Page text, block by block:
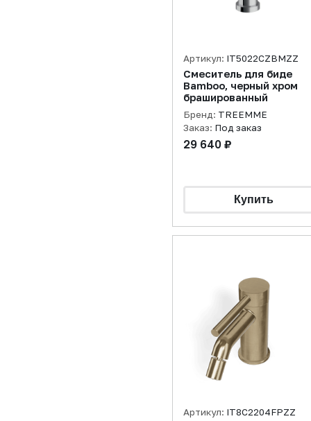
Артикул: IT5022CZBMZZ
Смеситель для биде
Bamboo, черный хром
брашированный
Бренд: TREEMME
Заказ: Под заказ
29 640 ₽
Артикул: IT8C2204FPZZ